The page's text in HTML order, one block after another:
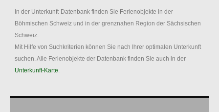
In der Unterkunft-Datenbank finden Sie Ferienobjekte in der
Böhmischen Schweiz und in der grenznahen Region der Sächsischen
Schweiz.
Mit Hilfe von Suchkriterien können Sie nach Ihrer optimalen Unterkunft
suchen. Alle Ferienobjekte der Datenbank finden Sie auch in der
Unterkunft-Karte.